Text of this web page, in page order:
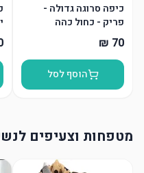
כיפה סרוגה גדולה -
פריק - כחול כהה
הוסף לסל
מטפחות וצעיפים